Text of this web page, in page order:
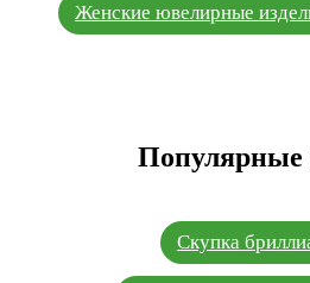
Женские ювелирные
Популярные
Скупка